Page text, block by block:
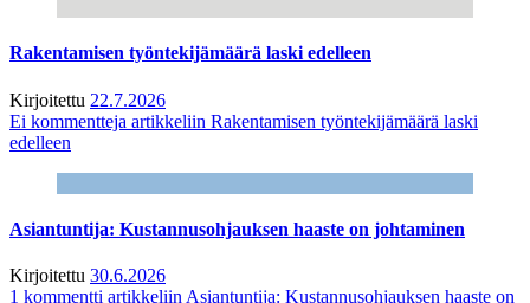
Rakentamisen työntekijämäärä laski edelleen
Kirjoitettu 22.7.2026
Ei kommentteja artikkeliin Rakentamisen työntekijämäärä laski
edelleen
Asiantuntija: Kustannusohjauksen haaste on johtaminen
Kirjoitettu 30.6.2026
1 kommentti artikkeliin Asiantuntija: Kustannusohjauksen haaste on